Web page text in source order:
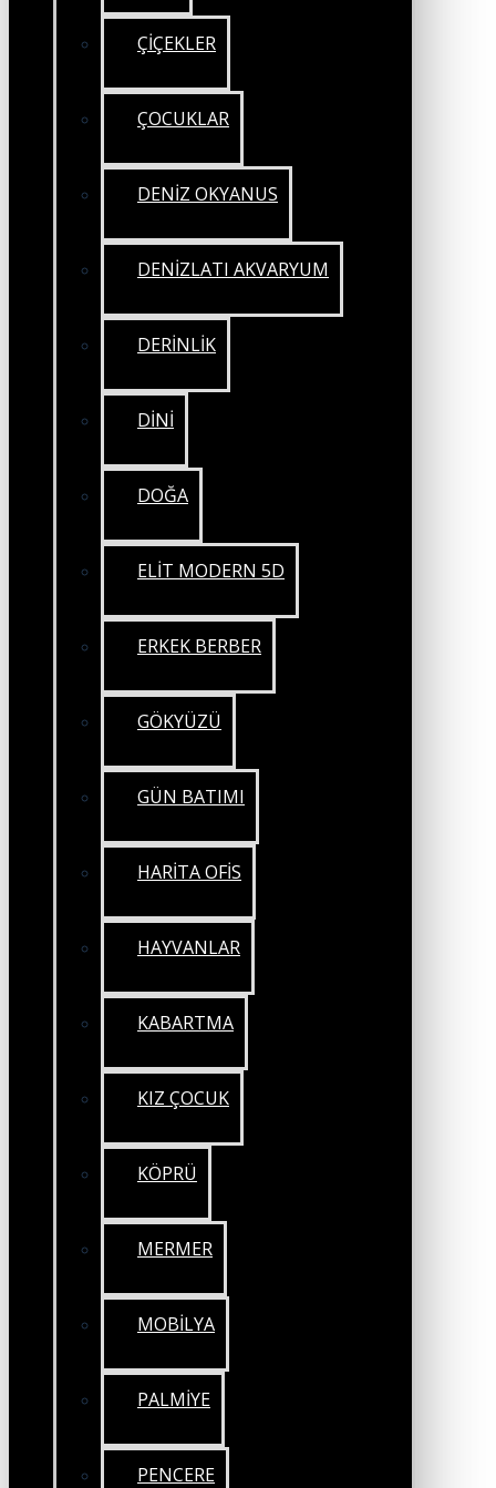
ÇİÇEKLER
ÇOCUKLAR
DENİZ OKYANUS
DENİZLATI AKVARYUM
DERİNLİK
DİNİ
DOĞA
ELİT MODERN 5D
ERKEK BERBER
GÖKYÜZÜ
GÜN BATIMI
HARİTA OFİS
HAYVANLAR
KABARTMA
KIZ ÇOCUK
KÖPRÜ
MERMER
MOBİLYA
PALMİYE
PENCERE